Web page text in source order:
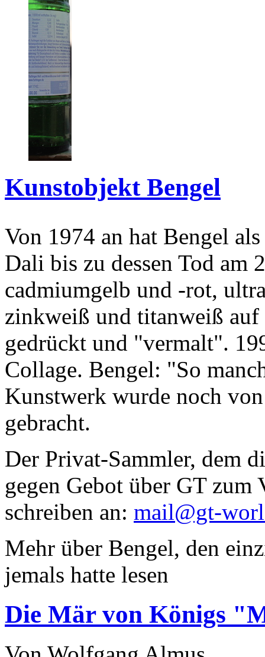
Kunstobjekt Bengel
Von 1974 an hat Bengel
Dali bis zu dessen Tod am
cadmiumgelb und -rot,
zinkweiß und titanweiß
gedrückt und "vermalt".
Collage. Bengel: "So
Kunstwerk wurde noch
gebracht.
Der Privat-Sammler, dem
gegen Gebot über GT zum
schreiben an: mail@gt-
Mehr über Bengel, den
jemals hatte lesen
Die Mär von Königs